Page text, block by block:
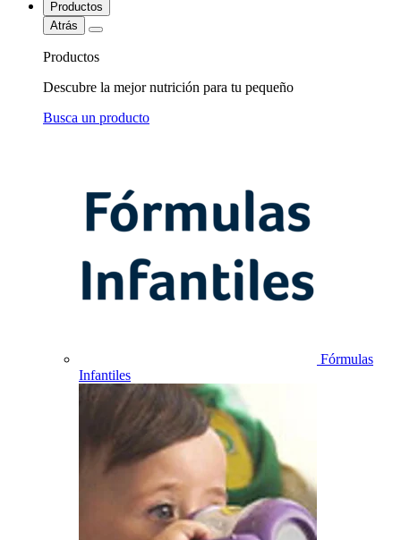
Productos
Atrás
Productos
Descubre la mejor nutrición para tu pequeño
Busca un producto
Fórmulas
Infantiles